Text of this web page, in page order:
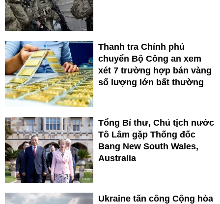
Thanh tra Chính phủ
chuyển Bộ Công an xem
xét 7 trường hợp bán vàng
số lượng lớn bất thường
Tổng Bí thư, Chủ tịch nước
Tô Lâm gặp Thống đốc
Bang New South Wales,
Australia
Ukraine tấn công Cộng hòa